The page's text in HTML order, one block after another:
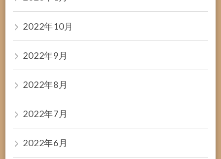
2022年10月
2022年9月
2022年8月
2022年7月
2022年6月